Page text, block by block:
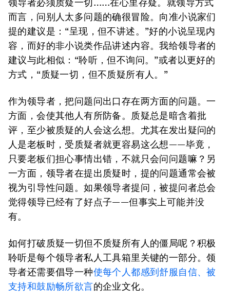
领导者必须质疑一切……在心里存疑。就领导方式
而言，问别人太多问题的确很冒险。向准小说家们
提的建议是：“呈现，但不讲述。”好的小说呈现内
容，而好的非小说类作品讲述内容。我给领导者的
建议与此相似：“聆听，但不询问。”或者以更好的
方式，“质疑一切，但不质疑所有人。”
作为领导者，把问题问出口存在两方面的问题。一
方面，会使其他人有所防备。质疑总是暗含着批
评，至少被质疑的人会这么想。尤其在发出疑问的
人是老板时，受质疑者就更容易这么想——毕竟，
只要老板们担心事情出错，不就只会问问题嘛？另
一方面，领导者在提出质疑时，提的问题通常会被
视为引导性问题。如果领导者提问，被提问者总会
觉得领导已经有了好点子——但事实上可能并没
有。
如何打破质疑一切但不质疑所有人的僵局呢？积极
聆听是每个领导者私人工具箱里关键的一部分。领
导者还需要倡导一种使每个人都感到舒服自信、被
支持和鼓励畅所欲言的企业文化。